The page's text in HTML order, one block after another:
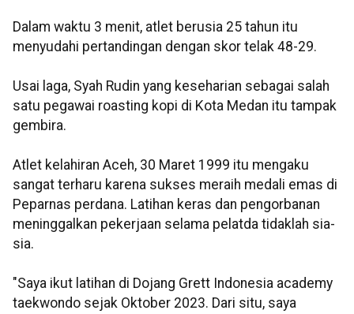
Dalam waktu 3 menit, atlet berusia 25 tahun itu
menyudahi pertandingan dengan skor telak 48-29.
Usai laga, Syah Rudin yang keseharian sebagai salah
satu pegawai roasting kopi di Kota Medan itu tampak
gembira.
Atlet kelahiran Aceh, 30 Maret 1999 itu mengaku
sangat terharu karena sukses meraih medali emas di
Peparnas perdana. Latihan keras dan pengorbanan
meninggalkan pekerjaan selama pelatda tidaklah sia-
sia.
"Saya ikut latihan di Dojang Grett Indonesia academy
taekwondo sejak Oktober 2023. Dari situ, saya